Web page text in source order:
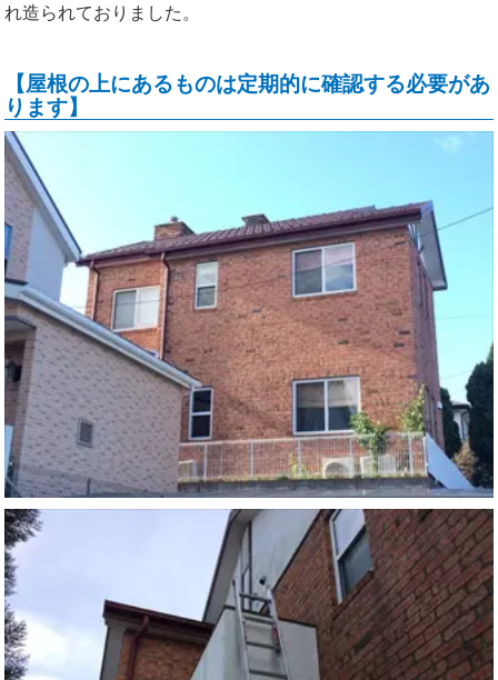
れ造られておりました。
【屋根の上にあるものは定期的に確認する必要があ
ります】